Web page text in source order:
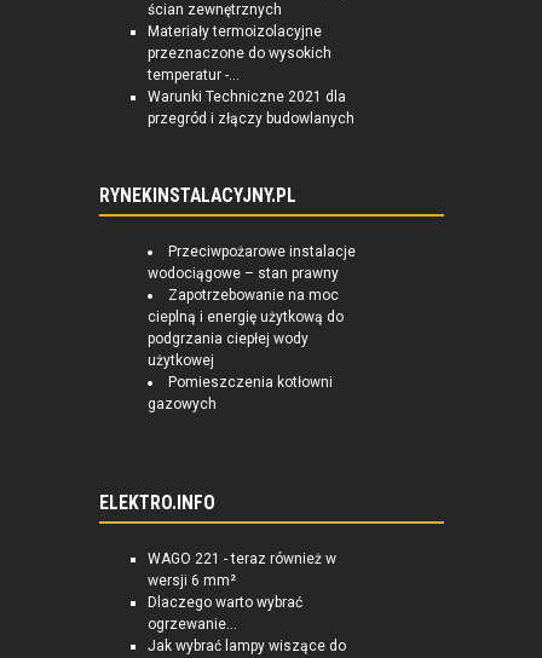
ścian zewnętrznych
Materiały termoizolacyjne
przeznaczone do wysokich
temperatur -...
Warunki Techniczne 2021 dla
przegród i złączy budowlanych
RYNEKINSTALACYJNY.PL
Przeciwpożarowe instalacje
wodociągowe – stan prawny
Zapotrzebowanie na moc
cieplną i energię użytkową do
podgrzania ciepłej wody
użytkowej
Pomieszczenia kotłowni
gazowych
ELEKTRO.INFO
WAGO 221 - teraz również w
wersji 6 mm²
Dlaczego warto wybrać
ogrzewanie...
Jak wybrać lampy wiszące do